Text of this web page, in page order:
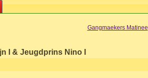
Gangmaekers Matinee
I & Jeugdprins Nino I